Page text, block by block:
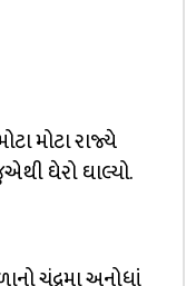
મોટા રાજ્યે
ઘેરો ઘાલ્યો.